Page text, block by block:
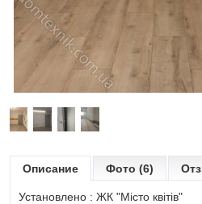
Описание Фото (6)
Установлено : ЖК "Місто квітів"